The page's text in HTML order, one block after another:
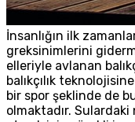
İnsanlığın ilk
greksinimlerini
elleriyle avlanan
balıkçılık
bir spor şeklinde de
olmaktadır.